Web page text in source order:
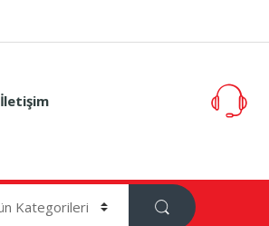
İletişim